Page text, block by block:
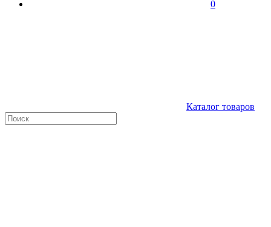
0
Каталог товаров